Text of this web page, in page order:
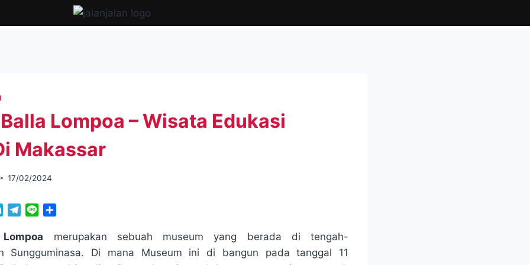
Lompoa – Wisata Edukasi
Makassar
17/02/2024
y
p
e
l
e
n
e
a
r
merupakan sebuah museum yang berada di tengah-
Sungguminasa. Di mana Museum ini di bangun pada tanggal 11